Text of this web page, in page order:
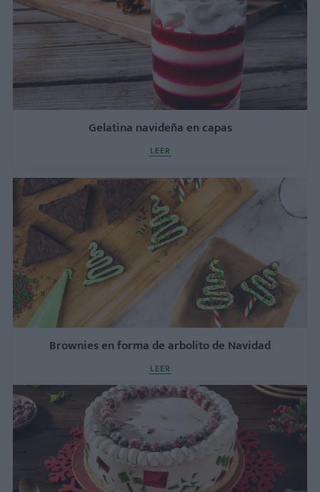
Gelatina navideña en capas
LEER
Brownies en forma de arbolito de Navidad
LEER